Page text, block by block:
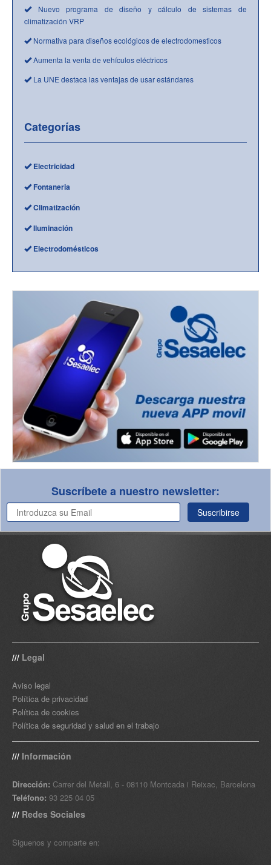
Nuevo programa de diseño y cálculo de sistemas de
climatización VRP
Normativa para diseños ecológicos de electrodomesticos
Aumenta la venta de vehículos eléctricos
La UNE destaca las ventajas de usar estándares
Categorías
Electricidad
Fontaneria
Climatización
Iluminación
Electrodomésticos
Suscríbete a nuestro newsletter:
Suscribirse
/// Legal
Aviso legal
Política de privacidad
Política de cookies
Política de seguridad y salud en el trabajo
/// Información
Dirección: Carrer del Metall, 6 - 08110 Montcada i Reixac, Barcelona
Teléfono: 93 225 04 05
/// Redes Sociales
Siguenos y comparte en: